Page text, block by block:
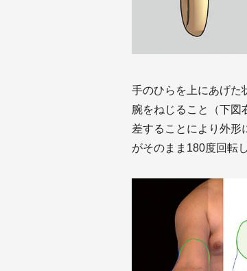
手のひらを上にあげた
腕をねじること（下図
差することにより外形
がそのまま180度回転